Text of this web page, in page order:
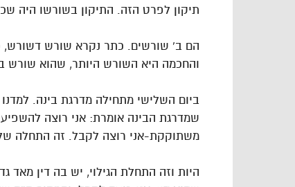
תיקון לפרט הזה. התיקון בשורשו היה
הם ב’ שורשים. כתר נקרא שורש
והחכמה היא השורש היותר, שהוא שורש
ביום השלישי מתחילה מדרגת בינה.
שמדרגת הבינה אומרת: אני רוצה
משתוקקת-אני רוצה לקבל. זה התחלה
היות וזה התחלת הגילוי, יש בה דין